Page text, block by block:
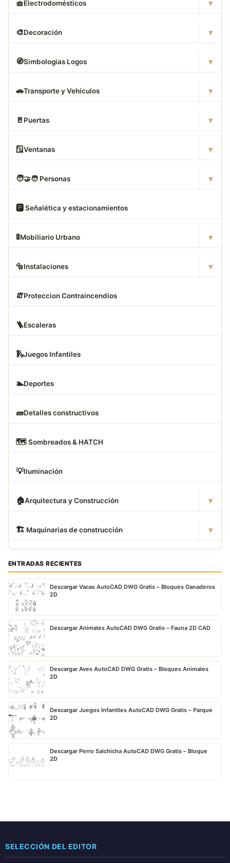
🧺Electrodomésticos ▾
🎨Decoración ▾
🧭Simbologias Logos ▾
🚗Transporte y Vehículos ▾
🚪 Puertas ▾
🪟Ventanas ▾
🧑‍🤝‍🧑 Personas ▾
🅿️ Señalética y estacionamientos
🚦Mobiliario Urbano ▾
🔩Instalaciones ▾
🧯Proteccion Contraincendios
🪜Escaleras
🛝Juegos Infantiles
🏊Deportes
🧱Detalles constructivos
🗺️ Sombreados & HATCH
💡Iluminación
🏠Arquitectura y Construcción ▾
🏗 ️ Maquinarias de construcción ▾
ENTRADAS RECIENTES
Descargar Vacas AutoCAD DWG Gratis – Bloques Ganaderos
2D
Descargar Animales AutoCAD DWG Gratis – Fauna 2D CAD
Descargar Aves AutoCAD DWG Gratis – Bloques Animales
2D
Descargar Juegos Infantiles AutoCAD DWG Gratis – Parque
2D
Descargar Perro Salchicha AutoCAD DWG Gratis – Bloque
2D
SELECCIÓN DEL EDITOR